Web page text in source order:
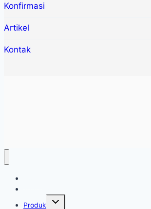
Konfirmasi
Artikel
Kontak
Produk
Toggle